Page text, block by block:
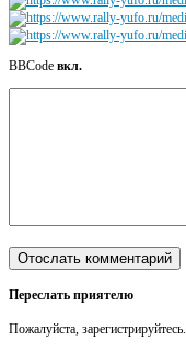
BBCode вкл.
Переслать приятелю
Пожалуйста, зарегистрируйтесь...